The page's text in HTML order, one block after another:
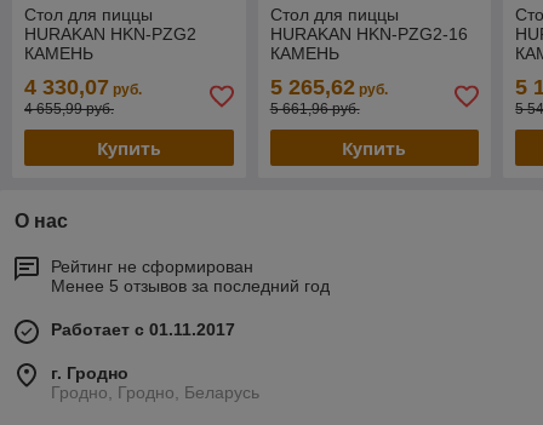
Стол для пиццы
HURAKAN HKN-PZG2
КАМЕНЬ
4 330,07 руб.
4 655,99 руб.
Купить
Стол для пиццы
HURAKAN HKN-PZG2-16
КАМЕНЬ
5 265,62руб.
5 661,96 руб.
Купить
5
5
О нас
Рейтинг не сформирован
Менее 5 отзывов за последний год
Работает с 01.11.2017
г. Гродно
Гродно, Гродно, Беларусь